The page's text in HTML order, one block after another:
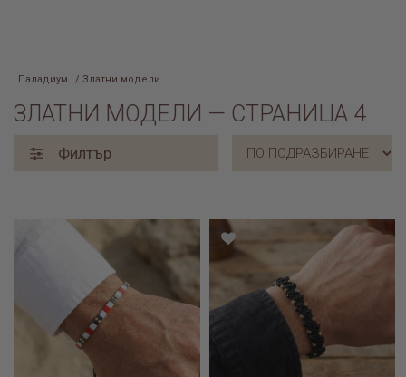
Паладиум / Златни модели
ЗЛАТНИ МОДЕЛИ — СТРАНИЦА 4
Филтър